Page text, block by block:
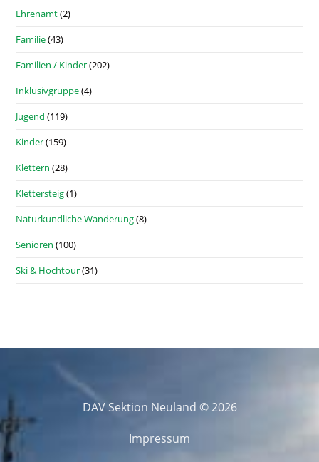
Ehrenamt(2)
Familie(43)
Familien / Kinder(202)
Inklusivgruppe(4)
Jugend (119)
Kinder(159)
Klettern (28)
Klettersteig(1)
Naturkundliche Wanderung(8)
Senioren (100)
Ski & Hochtour(31)
DAV Sektion Neuland © 2026
Impressum